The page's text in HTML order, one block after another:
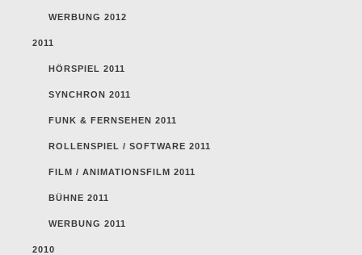
WERBUNG 2012
2011
HÖRSPIEL 2011
SYNCHRON 2011
FUNK & FERNSEHEN 2011
ROLLENSPIEL / SOFTWARE 2011
FILM / ANIMATIONSFILM 2011
BÜHNE 2011
WERBUNG 2011
2010